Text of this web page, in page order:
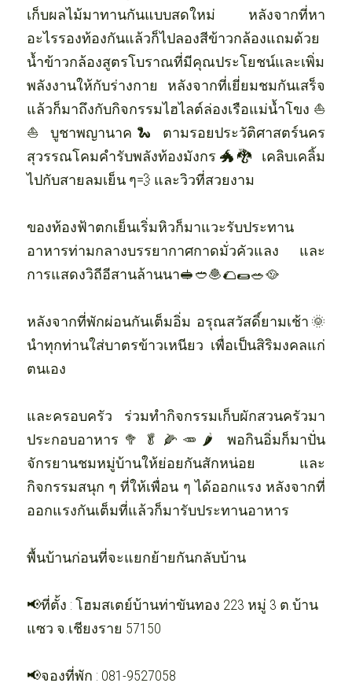
เก็บผลไม้มาทานกันแบบสดใหม่ หลังจากที่หา
อะไรรองท้องกันแล้วก็ไปลองสีข้าวกล้องแถมด้วย
น้ำข้าวกล้องสูตรโบราณที่มีคุณประโยชน์และเพิ่ม
พลังงานให้กับร่างกาย หลังจากที่เยี่ยมชมกันเสร็จ
แล้วก็มาถึงกับกิจกรรมไฮไลต์ล่องเรือแม่น้ำโขง⛵
⛵ บูชาพญานาค🐍 ตามรอยประวัติศาสตร์นคร
สุวรรณโคมคำรับพลังท้องมังกร🐲🐉 เคลิบเคลิ้ม
ไปกับสายลมเย็น ๆ💨 และวิวที่สวยงาม
ของท้องฟ้าตกเย็นเริ่มหิวก็มาแวะรับประทาน
อาหารท่ามกลางบรรยากาศกาดมั่วคัวแลง และ
การแสดงวิถีอีสานล้านนา🥪🥙🧆🌮🌯🥗🥘
หลังจากที่พักผ่อนกันเต็มอิ่ม อรุณสวัสดิ์ยามเช้า🌞
นำทุกท่านใส่บาตรข้าวเหนียว เพื่อเป็นสิริมงคลแก่
ตนเอง
และครอบครัว
ร่วมทำกิจกรรมเก็บผักสวนครัวมา
ประกอบอาหาร🥦🥬🌽🥕🌶️ พอกินอิ่มก็มาปั่น
จักรยานชมหมู่บ้านให้ย่อยกันสักหน่อย และ
กิจกรรมสนุก ๆ ที่ให้เพื่อน ๆ ได้ออกแรง หลังจากที่
ออกแรงกันเต็มที่แล้วก็มารับประทานอาหาร
พื้นบ้านก่อนที่จะแยกย้ายกันกลับบ้าน
📢ที่ตั้ง : โฮมสเตย์บ้านท่าขันทอง 223 หมู่ 3 ต.บ้าน
แซว จ.เชียงราย 57150
📢จองที่พัก : 081-9527058